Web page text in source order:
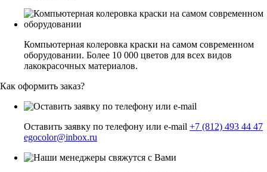
Компьютерная колеровка краски на самом современном
оборудовании. Более 10 000 цветов для всех видов
лакокрасочных материалов.
Как оформить заказ?
Оставить заявку по телефону или e-mail +7 (812) 493 44 47
egocolor@inbox.ru